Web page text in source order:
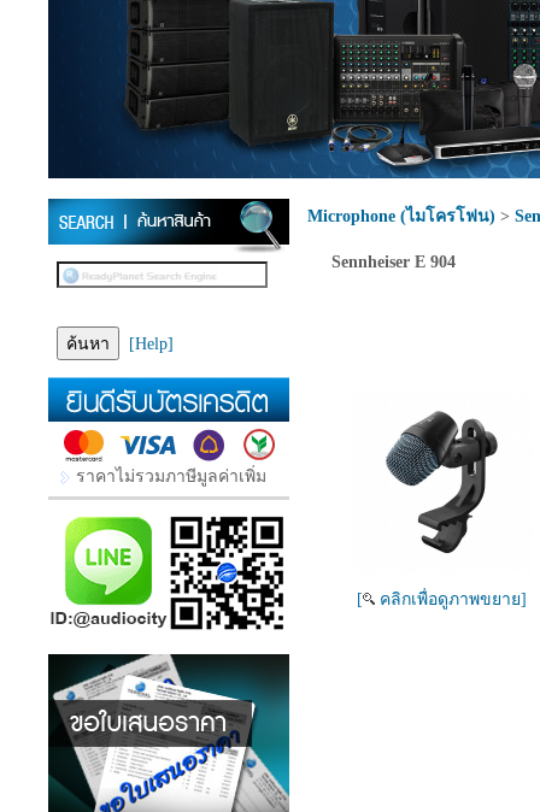
[Help]
ราคาไม่รวมภาษีมูลค่าเพิ่ม
Microphone (ไมโครโฟน) >
Sennheiser E 904
[ คลิกเพื่อดูภาพขยาย]